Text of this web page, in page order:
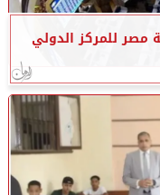
مصر للمركز الدولي